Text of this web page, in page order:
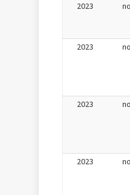
2023
2023
2023
2023